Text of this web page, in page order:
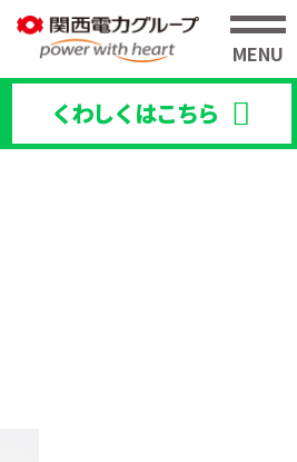
くわしくはこちら